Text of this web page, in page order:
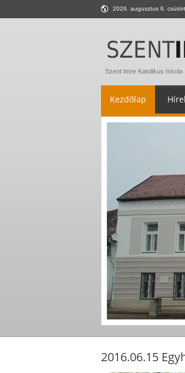
2026. augusztus 6.
Szent Imre Katolikus Iskola
Kezdőlap
2016.06.15